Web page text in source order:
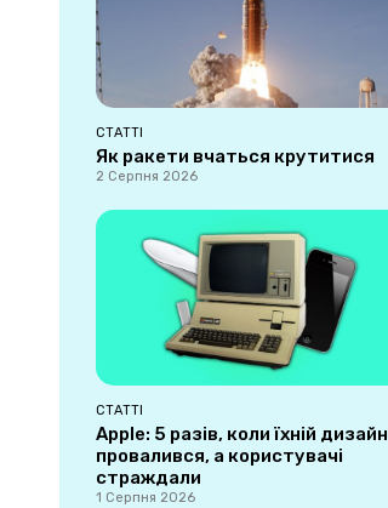
СТАТТІ
Як ракети вчаться крутитися
2 Серпня 2026
СТАТТІ
Apple: 5 разів, коли їхній дизайн
провалився, а користувачі
страждали
1 Серпня 2026